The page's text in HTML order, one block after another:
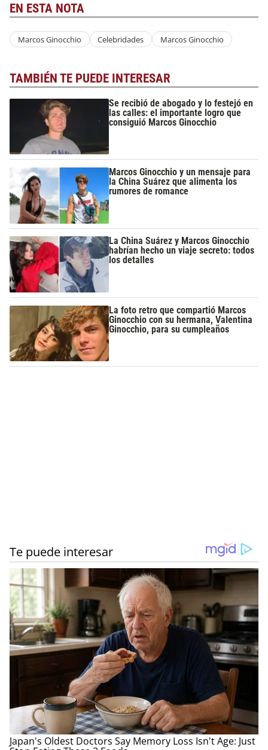
EN ESTA NOTA
Marcos Ginocchio Celebridades Marcos Ginocchio
TAMBIÉN TE PUEDE INTERESAR
Se recibió de abogado y lo festejó en
las calles: el importante logro que
consiguió Marcos Ginocchio
Marcos Ginocchio y un mensaje para
la China Suárez que alimenta los
rumores de romance
La China Suárez y Marcos Ginocchio
habrían hecho un viaje secreto: todos
los detalles
La foto retro que compartió Marcos
Ginocchio con su hermana, Valentina
Ginocchio, para su cumpleaños